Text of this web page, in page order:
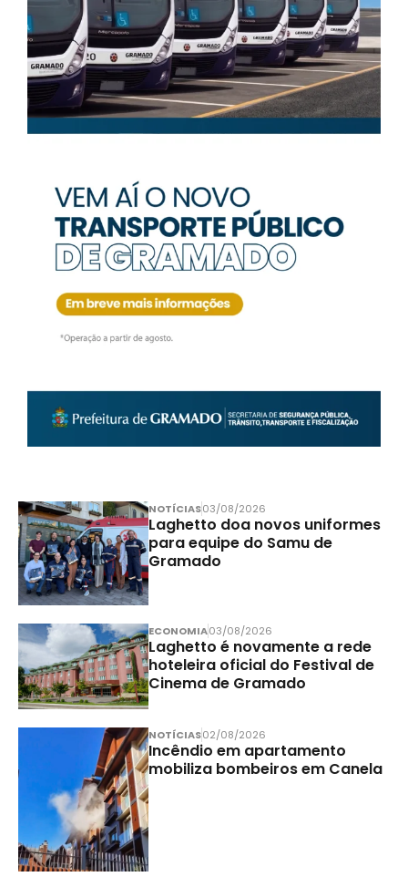
NOTÍCIAS03/08/2026
Laghetto doa novos uniformes
para equipe do Samu de
Gramado
ECONOMIA03/08/2026
Laghetto é novamente a rede
hoteleira oficial do Festival de
Cinema de Gramado
NOTÍCIAS02/08/2026
Incêndio em apartamento
mobiliza bombeiros em Canela